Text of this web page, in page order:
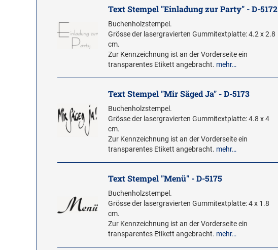
Text Stempel "Einladung zur Party" - D-5172
Buchenholzstempel.
Grösse der lasergravierten Gummitextplatte: 4.2 x 2.8
cm.
Zur Kennzeichnung ist an der Vorderseite ein
transparentes Etikett angebracht. mehr…
Text Stempel "Mir Säged Ja" - D-5173
Buchenholzstempel.
Grösse der lasergravierten Gummitextplatte: 4.8 x 4
cm.
Zur Kennzeichnung ist an der Vorderseite ein
transparentes Etikett angebracht. mehr…
Text Stempel "Menü" - D-5175
Buchenholzstempel.
Grösse der lasergravierten Gummitextplatte: 4 x 1.8
cm.
Zur Kennzeichnung ist an der Vorderseite ein
transparentes Etikett angebracht. mehr…